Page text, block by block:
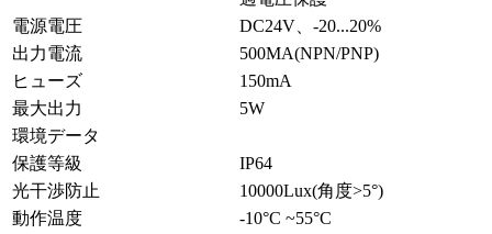
電源電圧
DC24V、-20...20%
出力電流
500MA(NPN/PNP)
ヒューズ
150mA
最大出力
5W
環境データ
保護等級
IP64
光干渉防止
10000Lux(角度>5°)
動作温度
-10°C ~55°C